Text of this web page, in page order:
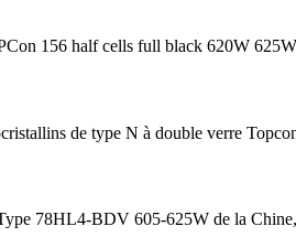
156 half cells full black 620W
de type N à double verre
78HL4-BDV 605-625W de la